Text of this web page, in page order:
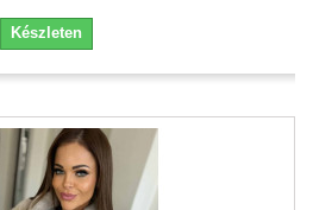
Készleten